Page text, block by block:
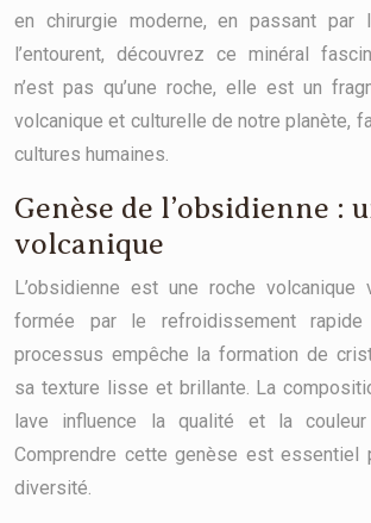
en chirurgie moderne, en passant par
l’entourent, découvrez ce minéral
n’est pas qu’une roche, elle est un
volcanique et culturelle de notre planète,
cultures humaines.
Genèse de l’obsidienne :
volcanique
L’obsidienne est une roche volcanique
formée par le refroidissement
processus empêche la formation de
sa texture lisse et brillante. La
lave influence la qualité et la couleur
Comprendre cette genèse est essentiel
diversité.